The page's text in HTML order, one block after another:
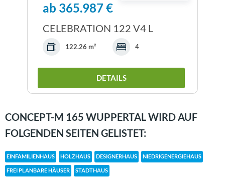
ab 365.987 €
CELEBRATION 122 V4 L
122.26 m² 4
DETAILS
CONCEPT-M 165 WUPPERTAL WIRD AUF
FOLGENDEN SEITEN GELISTET:
EINFAMILIENHAUS HOLZHAUS DESIGNERHAUS NIEDRIGENERGIEHAUS
FREI PLANBARE HÄUSER STADTHAUS